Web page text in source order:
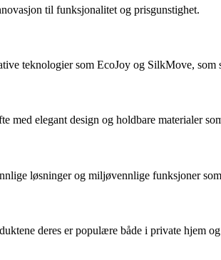
til funksjonalitet og prisgunstighet.
teknologier som EcoJoy og SilkMove, som
elegant design og holdbare materialer
løsninger og miljøvennlige funksjoner
deres er populære både i private hjem